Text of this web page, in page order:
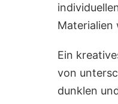
Materialien
Ein
von
dunklen